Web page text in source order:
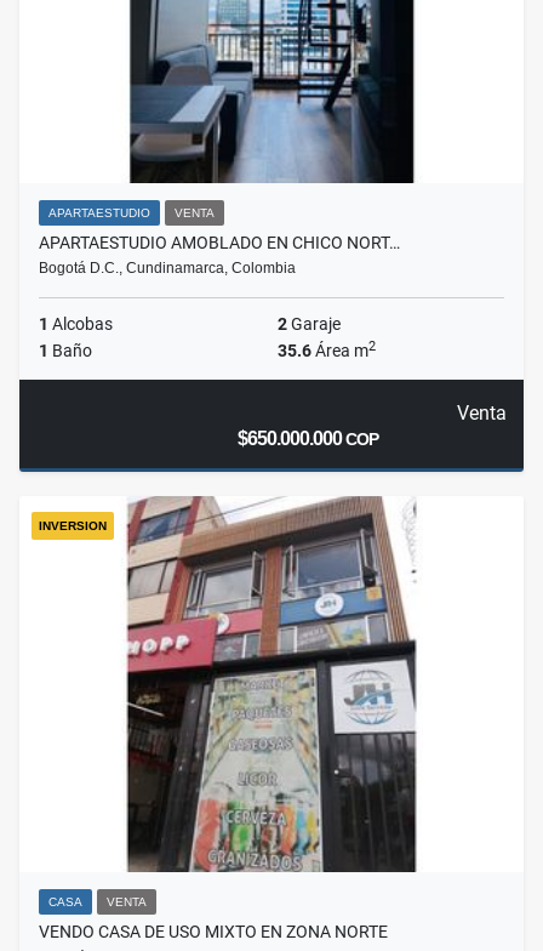
APARTAESTUDIO VENTA
APARTAESTUDIO AMOBLADO EN CHICO NORT…
Bogotá D.C., Cundinamarca, Colombia
1 Alcobas 2Garaje
1 Baño 35.6Área m2
Venta
$650.000.000COP
INVERSION
CASA VENTA
VENDO CASA DE USO MIXTO EN ZONA NORTE